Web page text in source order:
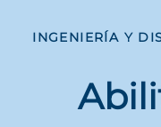
INGENIERÍA Y